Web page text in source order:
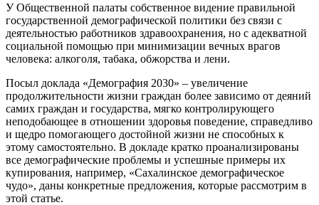
У Общественной палаты собственное видение правильной
государственной демографической политики без связи с
деятельностью работников здравоохранения, но с адекватной
социальной помощью при минимизации вечных врагов
человека: алкоголя, табака, обжорства и лени.
Посыл доклада «Демография 2030» – увеличение
продолжительности жизни граждан более зависимо от деяний
самих граждан и государства, мягко контролирующего
неподобающее в отношении здоровья поведение, справедливо
и щедро помогающего достойной жизни не способных к
этому самостоятельно. В докладе кратко проанализированы
все демографические проблемы и успешные примеры их
купирования, например, «Сахалинское демографическое
чудо», даны конкретные предложения, которые рассмотрим в
этой статье.